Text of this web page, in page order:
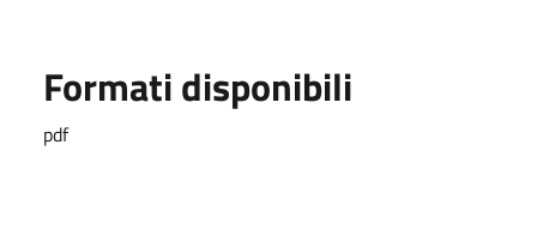
Formati disponibili
pdf